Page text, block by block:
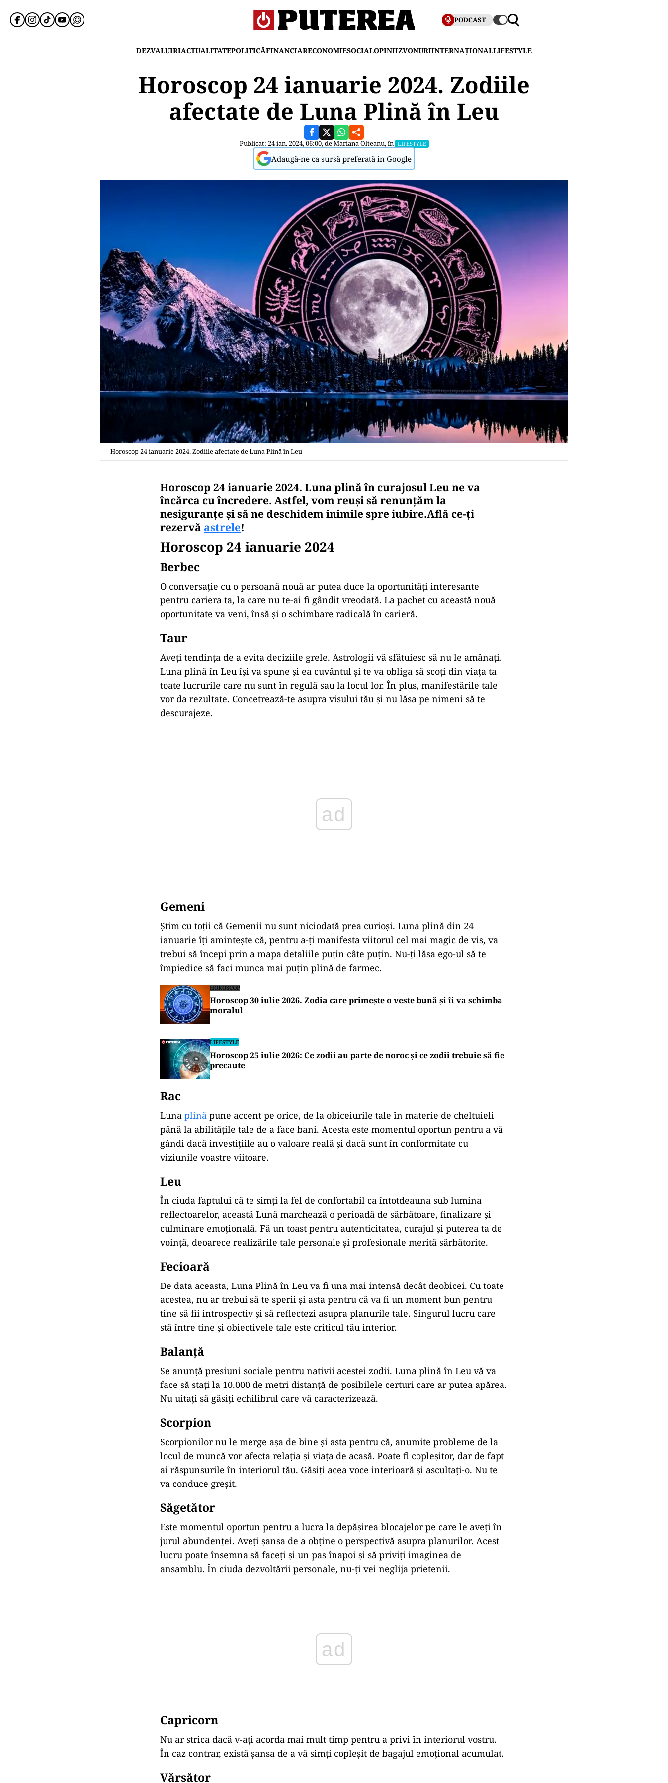
PODCAST
DEZVALUIRIACTUALITATEPOLITICĂFINANCIARECONOMIESOCIALOPINIIZVONURIINTERNAȚIONALLIFESTYLE
Horoscop 24 ianuarie 2024. Zodiile
afectate de Luna Plină în Leu
Publicat: 24 ian. 2024, 06:00, deMariana Olteanu, în LIFESTYLE
Adaugă-ne ca sursă preferată în Google
Horoscop 24 ianuarie 2024. Zodiile afectate de Luna Plină în Leu
Horoscop 24 ianuarie 2024. Luna plină în curajosul Leu ne va
încărca cu încredere. Astfel, vom reuși să renunțăm la
nesiguranțe și să ne deschidem inimile spre iubire.Află ce-ți
rezervă astrele!
Horoscop 24 ianuarie 2024
Berbec
O conversație cu o persoană nouă ar putea duce la oportunități interesante
pentru cariera ta, la care nu te-ai fi gândit vreodată. La pachet cu această nouă
oportunitate va veni, însă și o schimbare radicală în carieră.
Taur
Aveți tendința de a evita deciziile grele. Astrologii vă sfătuiesc să nu le amânați.
Luna plină în Leu își va spune și ea cuvântul și te va obliga să scoți din viața ta
toate lucrurile care nu sunt în regulă sau la locul lor. În plus, manifestările tale
vor da rezultate. Concetrează-te asupra visului tău și nu lăsa pe nimeni să te
descurajeze.
Gemeni
Știm cu toții că Gemenii nu sunt niciodată prea curioși. Luna plină din 24
ianuarie îți amintește că, pentru a-ți manifesta viitorul cel mai magic de vis, va
trebui să începi prin a mapa detaliile puțin câte puțin. Nu-ți lăsa ego-ul să te
împiedice să faci munca mai puțin plină de farmec.
HOROSCOP
Horoscop 30 iulie 2026. Zodia care primește o veste bună și îi va schimba
moralul
LIFESTYLE
Horoscop 25 iulie 2026: Ce zodii au parte de noroc și ce zodii trebuie să fie
precaute
Rac
Luna plină pune accent pe orice, de la obiceiurile tale în materie de cheltuieli
până la abilitățile tale de a face bani. Acesta este momentul oportun pentru a vă
gândi dacă investițiile au o valoare reală și dacă sunt în conformitate cu
viziunile voastre viitoare.
Leu
În ciuda faptului că te simți la fel de confortabil ca întotdeauna sub lumina
reflectoarelor, această Lună marchează o perioadă de sărbătoare, finalizare și
culminare emoțională. Fă un toast pentru autenticitatea, curajul și puterea ta de
voință, deoarece realizările tale personale și profesionale merită sărbătorite.
Fecioară
De data aceasta, Luna Plină în Leu va fi una mai intensă decât deobicei. Cu toate
acestea, nu ar trebui să te sperii și asta pentru că va fi un moment bun pentru
tine să fii introspectiv și să reflectezi asupra planurile tale. Singurul lucru care
stă între tine și obiectivele tale este criticul tău interior.
Balanță
Se anunță presiuni sociale pentru nativii acestei zodii. Luna plină în Leu vă va
face să stați la 10.000 de metri distanță de posibilele certuri care ar putea apărea.
Nu uitați să găsiți echilibrul care vă caracterizează.
Scorpion
Scorpionilor nu le merge așa de bine și asta pentru că, anumite probleme de la
locul de muncă vor afecta relația și viața de acasă. Poate fi copleșitor, dar de fapt
ai răspunsurile în interiorul tău. Găsiți acea voce interioară și ascultați-o. Nu te
va conduce greșit.
Săgetător
Este momentul oportun pentru a lucra la depășirea blocajelor pe care le aveți în
jurul abundenței. Aveți șansa de a obține o perspectivă asupra planurilor. Acest
lucru poate însemna să faceți și un pas înapoi și să priviți imaginea de
ansamblu. În ciuda dezvoltării personale, nu-ți vei neglija prietenii.
ad
Capricorn
Nu ar strica dacă v-ați acorda mai mult timp pentru a privi în interiorul vostru.
În caz contrar, există șansa de a vă simți copleșit de bagajul emoțional acumulat.
Vărsător